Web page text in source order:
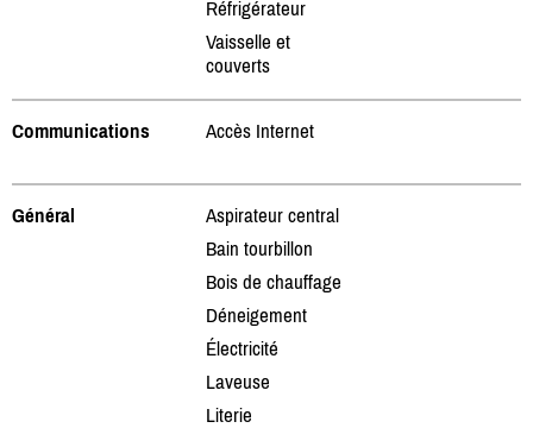
Réfrigérateur
Vaisselle et
couverts
Communications Accès Internet
Général
Aspirateur central
Bain tourbillon
Bois de chauffage
Déneigement
Électricité
Laveuse
Literie